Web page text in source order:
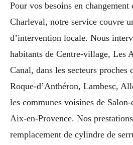
Pour vos besoins en
Charleval, notre service couvre
d’intervention locale. Nous
habitants de Centre-village, Les
Canal, dans les secteurs
Roque-d’Anthéron, Lambesc,
les communes voisines de
Aix-en-Provence. Nos
remplacement de cylindre de